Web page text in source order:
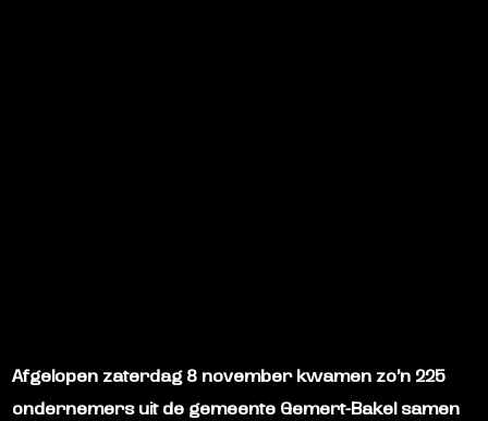
Afgelopen zaterdag 8 november kwamen zo’n 225
ondernemers uit de gemeente Gemert-Bakel samen